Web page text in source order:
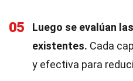
05
Luego se evalúan
existentes. Cada
y efectiva para